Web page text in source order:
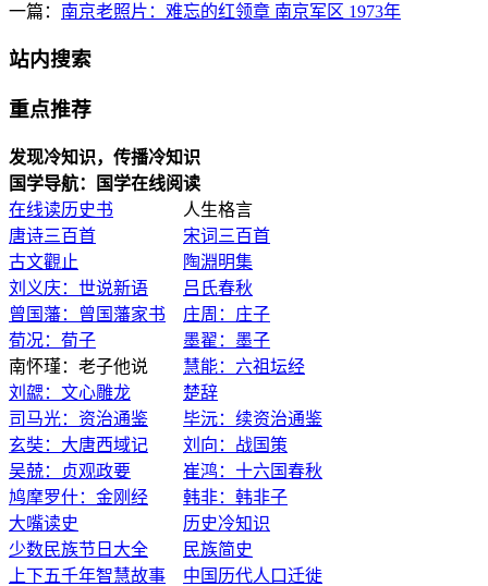
一篇： 南京老照片：难忘的红领章 南京军区 1973年
站内搜索
重点推荐
发现冷知识，传播冷知识
国学导航：国学在线阅读
在线读历史书 人生格言
唐诗三百首
宋词三百首
古文觀止
陶淵明集
刘义庆：世说新语
吕氏春秋
曾国藩：曾国藩家书
庄周：庄子
荀况：荀子
墨翟：墨子
南怀瑾：老子他说 慧能：六祖坛经
刘勰：文心雕龙
楚辞
司马光：资治通鉴
毕沅：续资治通鉴
玄奘：大唐西域记
刘向：战国策
吴兢：贞观政要
崔鸿：十六国春秋
鸠摩罗什：金刚经
韩非：韩非子
大嘴读史
历史冷知识
少数民族节日大全
民族简史
上下五千年智慧故事
中国历代人口迁徙